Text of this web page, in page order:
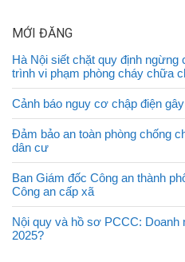
MỚI ĐĂNG
Hà Nội siết chặt quy định
trình vi phạm phòng cháy chữa
Cảnh báo nguy cơ chập điện
Đảm bảo an toàn phòng chống
dân cư
Ban Giám đốc Công an thành
Công an cấp xã
Nội quy và hồ sơ PCCC: Doanh
2025?